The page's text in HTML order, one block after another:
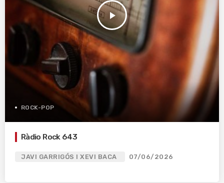
play_arrow
ROCK-POP
Ràdio Rock 643
JAVI GARRIGÓS I XEVI BACA 07/06/2026